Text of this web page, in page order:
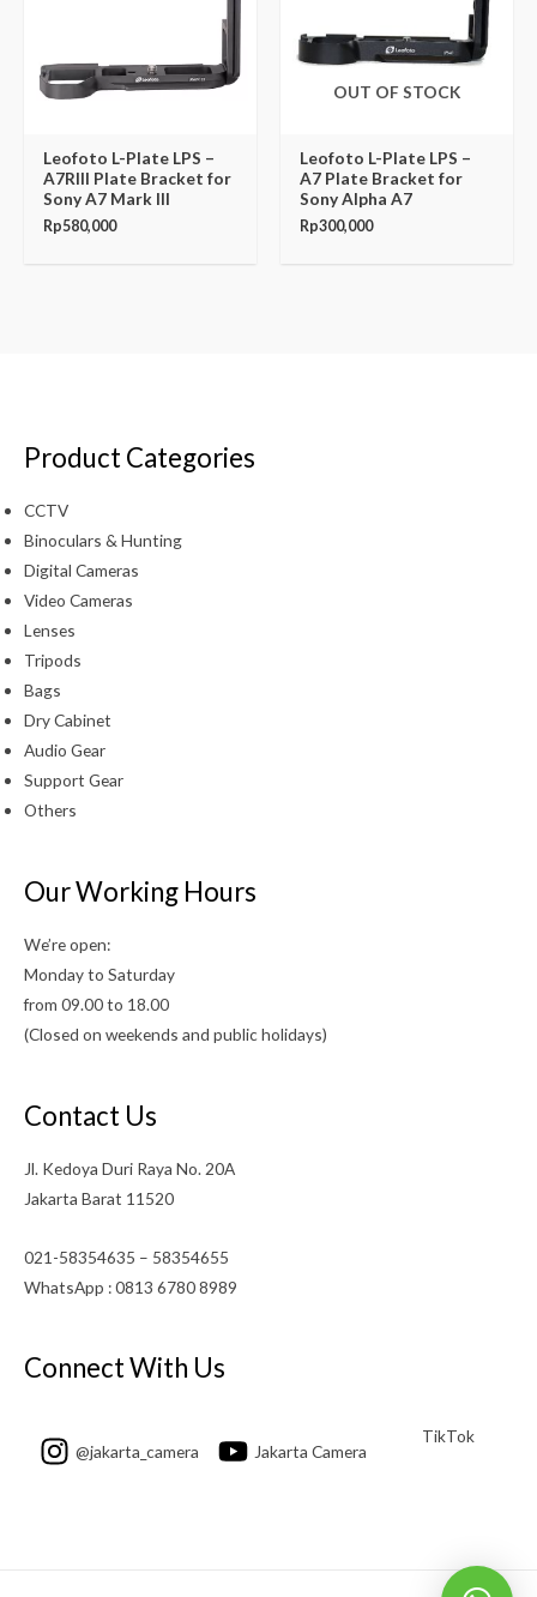
Leofoto L-Plate LPS –
A7RIII Plate Bracket for
Sony A7 Mark III
Rp580,000
OUT OF STOCK
Leofoto L-Plate LPS –
A7 Plate Bracket for
Sony Alpha A7
Rp300,000
Product Categories
CCTV
Binoculars & Hunting
Digital Cameras
Video Cameras
Lenses
Tripods
Bags
Dry Cabinet
Audio Gear
Support Gear
Others
Our Working Hours
We’re open:
Monday to Saturday
from 09.00 to 18.00
(Closed on weekends and public holidays)
Contact Us
Jl. Kedoya Duri Raya No. 20A
Jakarta Barat 11520
021-58354635 – 58354655
WhatsApp : 0813 6780 8989
Connect With Us
@jakarta_camera Jakarta Camera
TikTok